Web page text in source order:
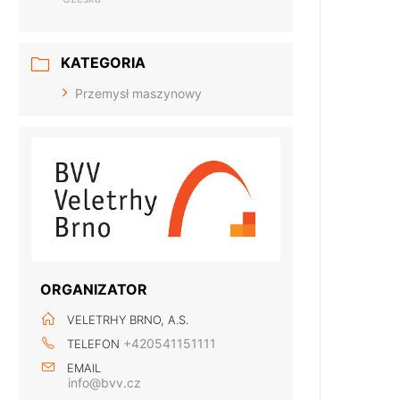
KATEGORIA
Przemysł maszynowy
ORGANIZATOR
VELETRHY BRNO, A.S.
TELEFON +420541151111
EMAIL
info@bvv.cz